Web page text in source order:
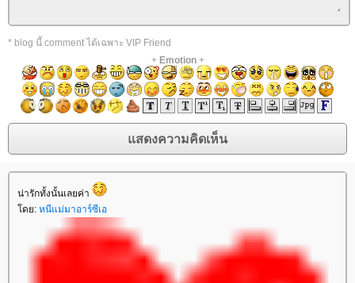
* blog นี้ comment ได้เฉพาะ VIP Friend
+ Emotion+
น่ารักทั้งนั้นเลยค่า
ดย: หนีแม่มาอาร์ซีเอ